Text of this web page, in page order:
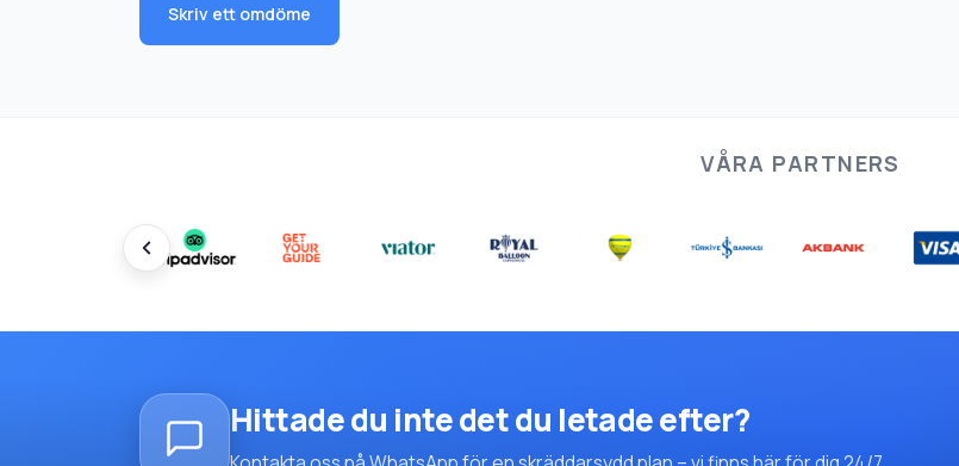
Skriv ett omdöme
VÅRA PARTNERS
Hittade du inte det du letade efter?